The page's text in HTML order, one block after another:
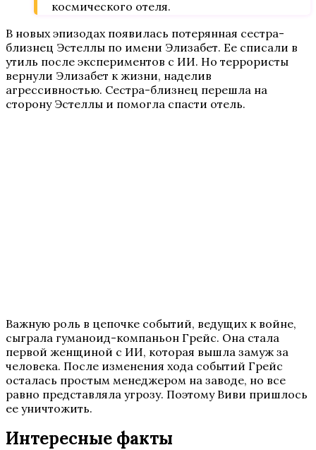
космического отеля.
В новых эпизодах появилась потерянная сестра-
близнец Эстеллы по имени Элизабет. Ее списали в
утиль после экспериментов с ИИ. Но террористы
вернули Элизабет к жизни, наделив
агрессивностью. Сестра-близнец перешла на
сторону Эстеллы и помогла спасти отель.
Важную роль в цепочке событий, ведущих к войне,
сыграла гуманоид-компаньон Грейс. Она стала
первой женщиной с ИИ, которая вышла замуж за
человека. После изменения хода событий Грейс
осталась простым менеджером на заводе, но все
равно представляла угрозу. Поэтому Виви пришлось
ее уничтожить.
Интересные факты